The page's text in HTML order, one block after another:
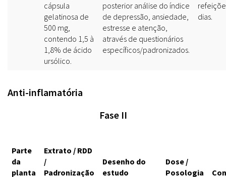
cápsula
gelatinosa de
500 mg,
contendo 1,5 à
1,8% de ácido
ursólico.
posterior análise do índice
de depressão, ansiedade,
estresse e atenção,
através de questionários
específicos/padronizados.
dias.
Anti-inflamatória
Fase II
Parte
da
planta
Extrato / RDD
/
Padronização
Desenho do
estudo
Dose /
Posologia